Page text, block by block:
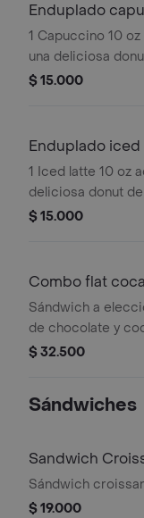
1 Capuccino 10
una deliciosa
preferido.
$ 15.000
1 Iced latte 10 oz
deliciosa donut
$ 15.000
Combo flat
Sándwich a
de chocolate y
330 ml.
$ 32.500
Sándwiches
Sandwich
Sándwich
$ 19.000